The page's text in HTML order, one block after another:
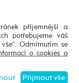
příjemnější a
potřebujeme váš
Odmítnutím se
o cookies a
Přijmout vše